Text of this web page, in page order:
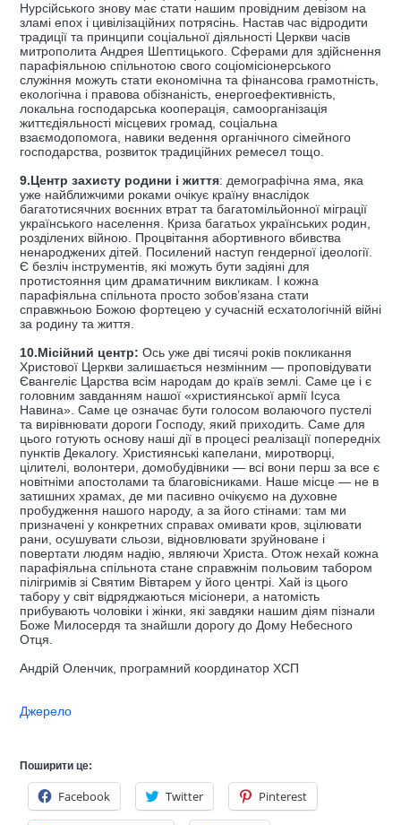
Нурсійського знову має стати нашим провідним девізом на
зламі епох і цивілізаційних потрясінь. Настав час відродити
традиції та принципи соціальної діяльності Церкви часів
митрополита Андрея Шептицького. Сферами для здійснення
парафіяльною спільнотою свого соціомісіонерського
служіння можуть стати економічна та фінансова грамотність,
екологічна і правова обізнаність, енергоефективність,
локальна господарська кооперація, самоорганізація
життєдіяльності місцевих громад, соціальна
взаємодопомога, навики ведення органічного сімейного
господарства, розвиток традиційних ремесел тощо.
9.Центр захисту родини і життя: демографічна яма, яка
уже найближчими роками очікує країну внаслідок
багатотисячних воєнних втрат та багатомільйонної міграції
українського населення. Криза багатьох українських родин,
розділених війною. Процвітання абортивного вбивства
ненароджених дітей. Посилений наступ гендерної ідеології.
Є безліч інструментів, які можуть бути задіяні для
протистояння цим драматичним викликам. І кожна
парафіяльна спільнота просто зобов’язана стати
справжньою Божою фортецею у сучасній есхатологічній війні
за родину та життя.
10.Місійний центр: Ось уже дві тисячі років покликання
Христової Церкви залишається незмінним — проповідувати
Євангеліє Царства всім народам до країв землі. Саме це і є
головним завданням нашої «християнської армії Ісуса
Навина». Саме це означає бути голосом волаючого пустелі
та вирівнювати дороги Господу, який приходить. Саме для
цього готують основу наші дії в процесі реалізації попередніх
пунктів Декалогу. Християнські капелани, миротворці,
цілителі, волонтери, домобудівники — всі вони перш за все є
новітніми апостолами та благовісниками. Наше місце — не в
затишних храмах, де ми пасивно очікуємо на духовне
пробудження нашого народу, а за його стінами: там ми
призначені у конкретних справах омивати кров, зцілювати
рани, осушувати сльози, відновлювати зруйноване і
повертати людям надію, являючи Христа. Отож нехай кожна
парафіяльна спільнота стане справжнім польовим табором
пілігримів зі Святим Вівтарем у його центрі. Хай із цього
табору у світ відряджаються місіонери, а натомість
прибувають чоловіки і жінки, які завдяки нашим діям пізнали
Боже Милосердя та знайшли дорогу до Дому Небесного
Отця.
Андрій Оленчик, програмний координатор ХСП
Джерело
Поширити це:
Facebook Twitter Pinterest